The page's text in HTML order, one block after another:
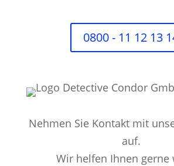
0800 - 11 12 13
Nehmen Sie Kontakt mit
auf.
Wir helfen Ihnen gerne